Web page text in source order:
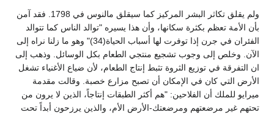
ولم يقلق تكاثر البشر المركيز كما سيقلق مالنوس في 1798. فقد آمن
بأن الأمة تعظم بكثرة سكانها، وأن هذا يسيره "توالد الناس كما تتوالد
الفئران في جرن إذا توفرت لها أسباب الحياة(34)" وهو ما زلنا نراه إلى
الآن. وخلص إلى وجوب تشجيع منتجي الطعام بكل الوسائل. وذهب إلى
ان التفرقة في توزيع الثروة تثبط إنتاج الطعام، لأن ضياع الأغنياء تشغل
الأرض التي كان في الإمكان أن تصبح مزارع خصبة. وقالت مقدمة
ميرايو للملك أن الفلاحين: "هم أكثر الطبقات إنتاجاً، الذين لا يرون من
تحتهم غير مرضعتهم ومرضعتك-الأرض الأم، والذين يرزحون أبداً تحت